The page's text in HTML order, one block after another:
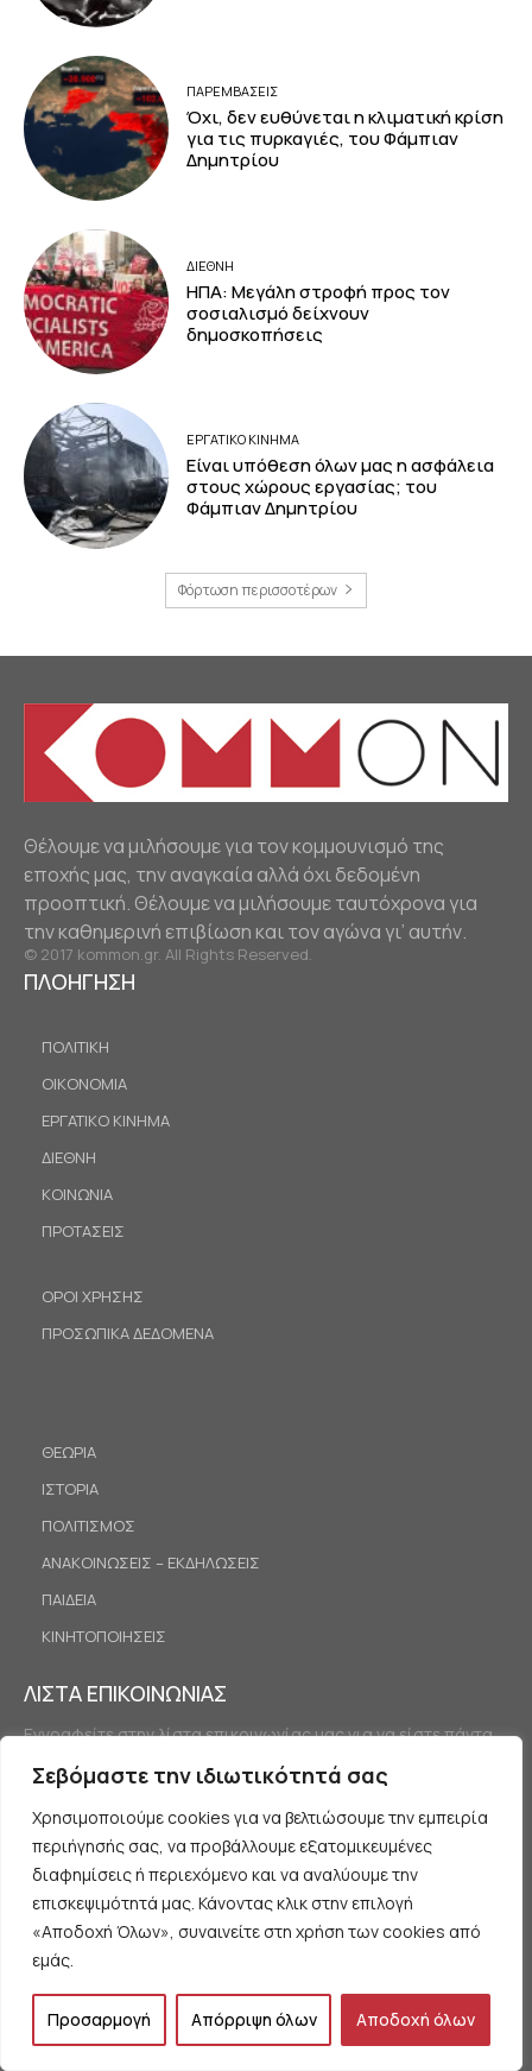
Σεβόμαστε την ιδιωτικότητά σας
Χρησιμοποιούμε cookies για να βελτιώσουμε την εμπειρία
περιήγησής σας, να προβάλλουμε εξατομικευμένες
διαφημίσεις ή περιεχόμενο και να αναλύουμε την
επισκεψιμότητά μας. Κάνοντας κλικ στην επιλογή
«Αποδοχή Όλων», συναινείτε στη χρήση των cookies από
εμάς.
Προσαρμογή Απόρριψη όλων Αποδοχή όλων
ΠΑΡΕΜΒΑΣΕΙΣ
Όχι, δεν ευθύνεται η κλιματική κρίση
για τις πυρκαγιές, του Φάμπιαν
Δημητρίου
ΔΙΕΘΝΗ
ΗΠΑ: Μεγάλη στροφή προς τον
σοσιαλισμό δείχνουν
δημοσκοπήσεις
ΕΡΓΑΤΙΚΟ ΚΙΝΗΜΑ
Είναι υπόθεση όλων μας η ασφάλεια
στους χώρους εργασίας; του
Φάμπιαν Δημητρίου
Φόρτωση περισσοτέρων
Θέλουμε να μιλήσουμε για τον κομμουνισμό της
εποχής μας, την αναγκαία αλλά όχι δεδομένη
προοπτική. Θέλουμε να μιλήσουμε ταυτόχρονα για
την καθημερινή επιβίωση και τον αγώνα γι’ αυτήν.
© 2017 kommon.gr. All Rights Reserved.
ΠΛΟΗΓΗΣΗ
ΠΟΛΙΤΙΚΗ
ΟΙΚΟΝΟΜΙΑ
ΕΡΓΑΤΙΚΟ ΚΙΝΗΜΑ
ΔΙΕΘΝΗ
ΚΟΙΝΩΝΙΑ
ΠΡΟΤΑΣΕΙΣ
ΟΡΟΙ ΧΡΗΣΗΣ
ΠΡΟΣΩΠΙΚΑ ΔΕΔΟΜΕΝΑ
ΘΕΩΡΙΑ
ΙΣΤΟΡΙΑ
ΠΟΛΙΤΙΣΜΟΣ
ΑΝΑΚΟΙΝΩΣΕΙΣ – ΕΚΔΗΛΩΣΕΙΣ
ΠΑΙΔΕΙΑ
ΚΙΝΗΤΟΠΟΙΗΣΕΙΣ
ΛΙΣΤΑ ΕΠΙΚΟΙΝΩΝΙΑΣ
Εγγραφείτε στην λίστα επικοινωνίας μας για να είστε πάντα
ενημερωμένοι.
Εγγραφή